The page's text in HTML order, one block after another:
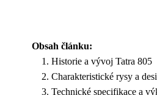
Obsah článku:
Historie a vývoj Tatra 805
Charakteristické rysy a
Technické specifikace a